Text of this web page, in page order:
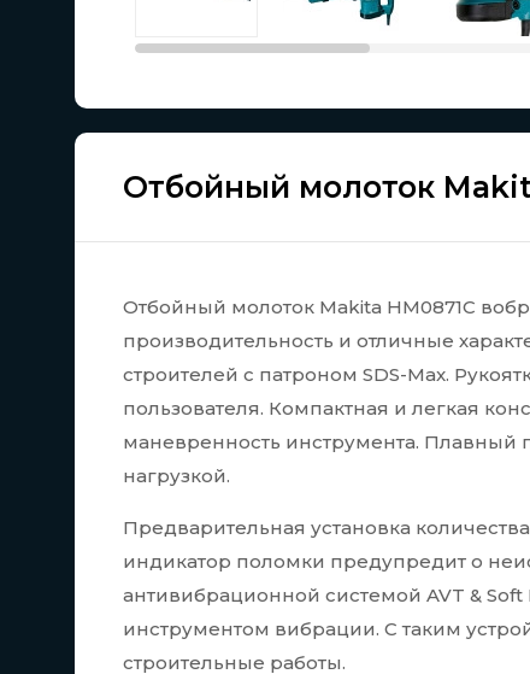
Отбойный молоток
Отбойный молоток Makita HM0871C
производительность и отличные
строителей с патроном SDS-Max.
пользователя. Компактная и легкая
маневренность инструмента. Плавный
нагрузкой.
Предварительная установка
индикатор поломки предупредит о
антивибрационной системой AVT &
инструментом вибрации. С таким
строительные работы.